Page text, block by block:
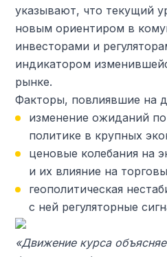
указывают, что текущий
новым ориентиром в
инвесторами и
индикатором
рынке.
Факторы, повлиявшие на
изменение ожиданий
политике в крупных
ценовые колебания на
и их влияние на
геополитическая
с ней регуляторные
«Движение курса